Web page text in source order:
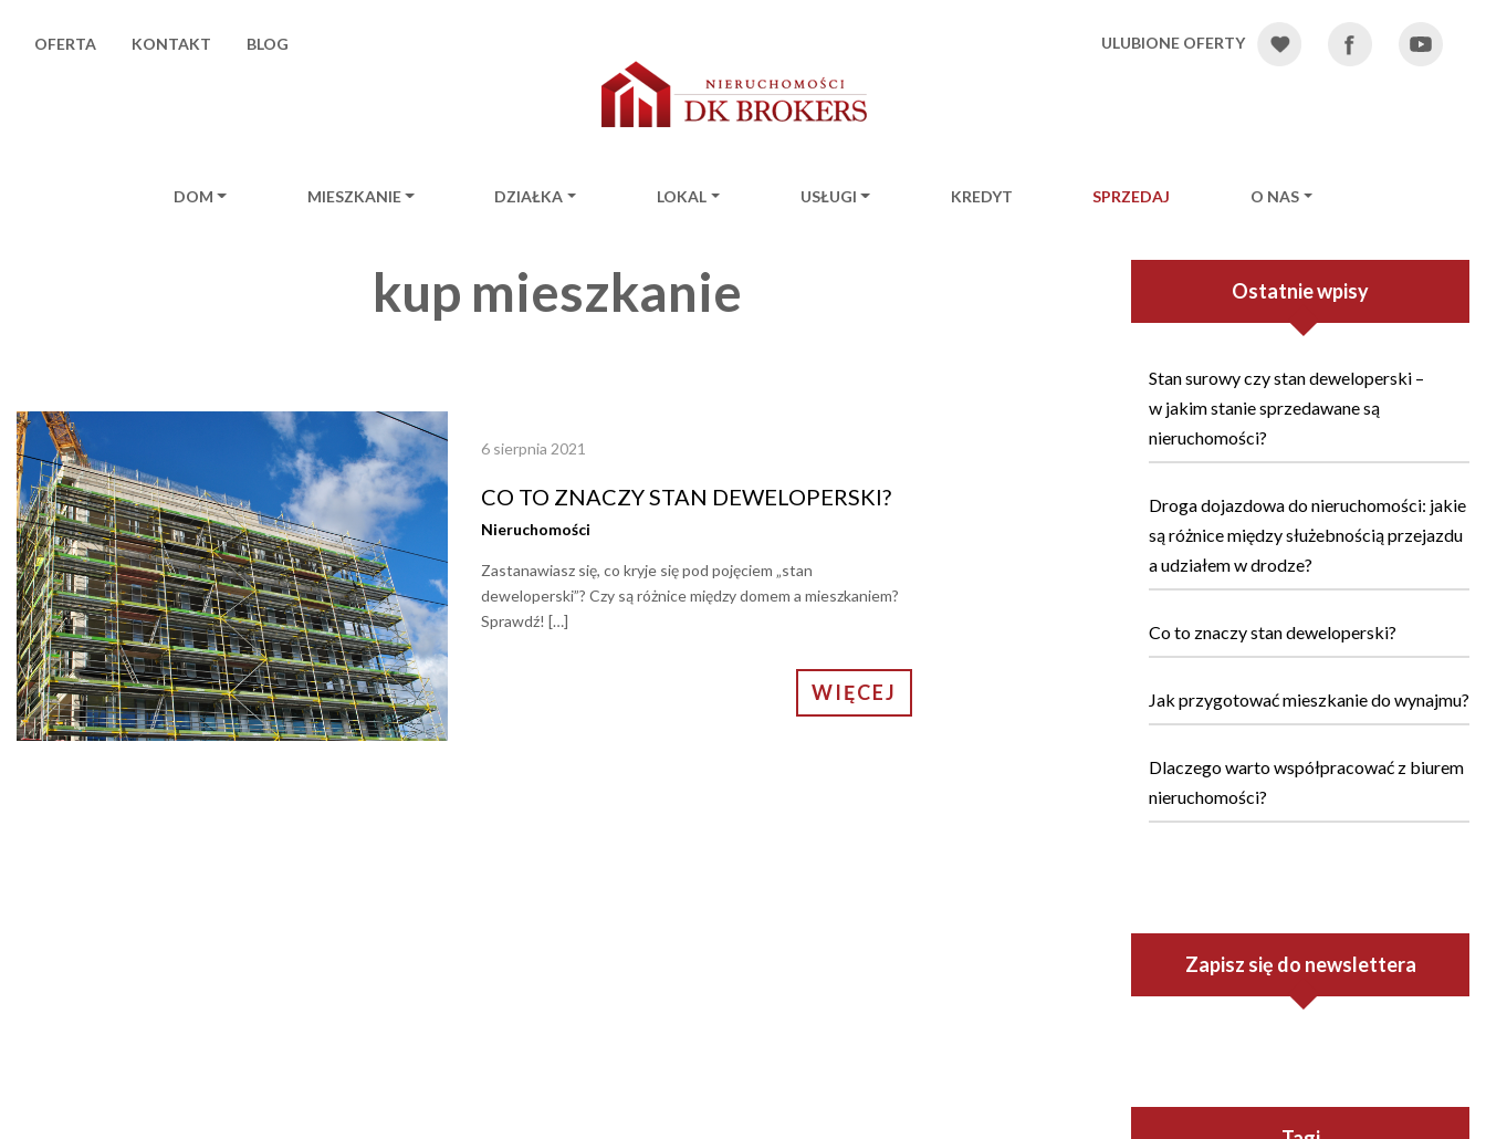
OFERTA KONTAKT BLOG ULUBIONE OFERTY
DOM MIESZKANIE DZIAŁKA LOKAL USŁUGI KREDYT SPRZEDAJ O NAS
kup mieszkanie
6 sierpnia 2021
CO TO ZNACZY STAN DEWELOPERSKI?
Nieruchomości
Zastanawiasz się, co kryje się pod pojęciem „stan
deweloperski”? Czy są różnice między domem a mieszkaniem?
Sprawdź! […]
WIĘCEJ
Ostatnie wpisy
Stan surowy czy stan deweloperski –
w jakim stanie sprzedawane są
nieruchomości?
Droga dojazdowa do nieruchomości: jakie
są różnice między służebnością przejazdu
a udziałem w drodze?
Co to znaczy stan deweloperski?
Jak przygotować mieszkanie do wynajmu?
Dlaczego warto współpracować z biurem
nieruchomości?
Zapisz się do newslettera